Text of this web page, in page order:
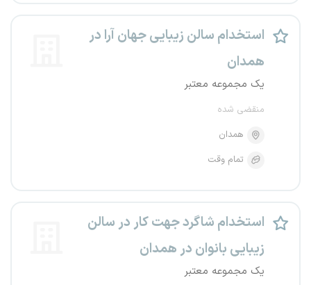
استخدام سالن زیبایی جهان آرا در
همدان
یک مجموعه معتبر
منقضی شده
همدان
تمام وقت
استخدام شاگرد جهت کار در سالن
زیبایی بانوان در همدان
یک مجموعه معتبر